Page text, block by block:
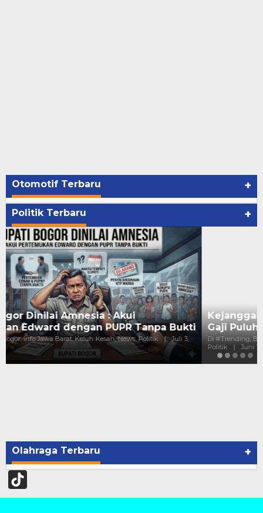
Otomotif Terbaru +
Politik Terbaru +
Kejanggalan Pundi-Pundi Kepala Dinas Bogor :
Gaji Puluhan Juta, Harta Melejit Mi…
Di #Trending, Bogor, Hukum, Info Jawa Barat, Keluh Kesah, News,
Politik
Juni 10, 2026
Olahraga Terbaru +